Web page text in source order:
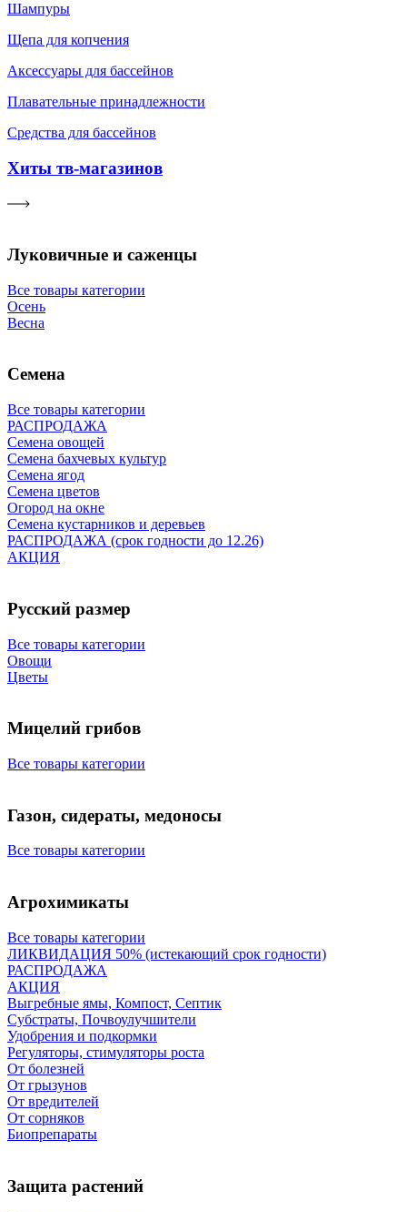
Шампуры
Щепа для копчения
Аксессуары для бассейнов
Плавательные принадлежности
Средства для бассейнов
Хиты тв-магазинов
Луковичные и саженцы
Все товары категории
Осень
Весна
Семена
Все товары категории
РАСПРОДАЖА
Семена овощей
Семена бахчевых культур
Семена ягод
Семена цветов
Огород на окне
Семена кустарников и деревьев
РАСПРОДАЖА (срок годности до 12.26)
АКЦИЯ
Русский размер
Все товары категории
Овощи
Цветы
Мицелий грибов
Все товары категории
Газон, сидераты, медоносы
Все товары категории
Агрохимикаты
Все товары категории
ЛИКВИДАЦИЯ 50% (истекающий срок годности)
РАСПРОДАЖА
АКЦИЯ
Выгребные ямы, Компост, Септик
Субстраты, Почвоулучшители
Удобрения и подкормки
Регуляторы, стимуляторы роста
От болезней
От грызунов
От вредителей
От сорняков
Биопрепараты
Защита растений